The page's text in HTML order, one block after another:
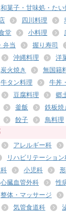
和菓子・甘味処・たい
四川料理
堂 小料理
弁当
握り寿司
沖縄料理 洋
炭火焼き 無国籍
牛タン料理 牛丼
豆腐料理 郷
釜飯 鉄板焼
餃子 鳥料理
アレルギー科
リハビリテーショ
小児科
心臓血管外科 性
整体・マッサージ
気管食道科